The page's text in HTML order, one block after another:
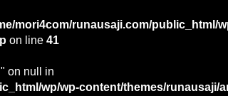
mori4com/runausaji.com/public_html/
on line 41
on null in
wp/wp-content/themes/runausaji/